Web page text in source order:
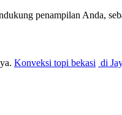
penampilan Anda,
Konveksi topi bekasi di